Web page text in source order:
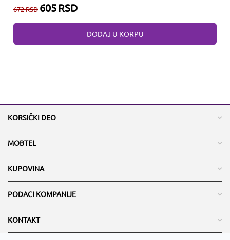
672RSD 605RSD
DODAJ U KORPU
KORSIČKI DEO
MOBTEL
KUPOVINA
PODACI KOMPANIJE
KONTAKT